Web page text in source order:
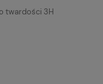
twardości 3H